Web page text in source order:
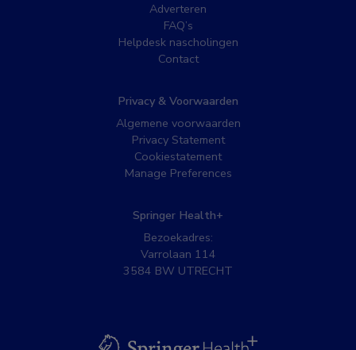
Adverteren
FAQ’s
Helpdesk nascholingen
Contact
Privacy & Voorwaarden
Algemene voorwaarden
Privacy Statement
Cookiestatement
Manage Preferences
Springer Health+
Bezoekadres:
Varrolaan 114
3584 BW UTRECHT
BSL